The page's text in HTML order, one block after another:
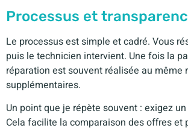
Processus et
Le processus est simple et cadré. Vous
puis le technicien intervient. Une fois la
réparation est souvent réalisée au
supplémentaires.
Un point que je répète souvent : exigez
Cela facilite la comparaison des offres et